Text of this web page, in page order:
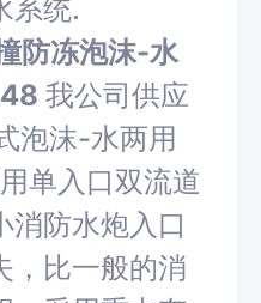
系统.
防冻泡沫-水
我公司供应
泡沫-水两用
单入口双流道
消防水炮入口
，比一般的消